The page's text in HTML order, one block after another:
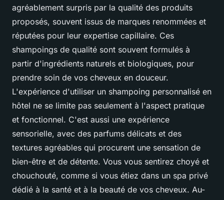
agréablement surpris par la qualité des produits
proposés, souvent issus de marques renommées et
réputées pour leur expertise capillaire. Ces
shampoings de qualité sont souvent formulés à
partir d'ingrédients naturels et biologiques, pour
prendre soin de vos cheveux en douceur.
L'expérience d'utiliser un shampoing personnalisé en
hôtel ne se limite pas seulement à l'aspect pratique
et fonctionnel. C'est aussi une expérience
sensorielle, avec des parfums délicats et des
textures agréables qui procurent une sensation de
bien-être et de détente. Vous vous sentirez choyé et
chouchouté, comme si vous étiez dans un spa privé
dédié à la santé et à la beauté de vos cheveux. Au-